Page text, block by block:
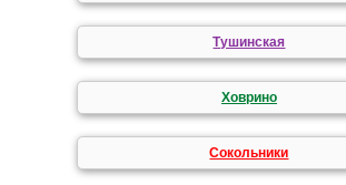
Тушинская
Ховрино
Сокольники